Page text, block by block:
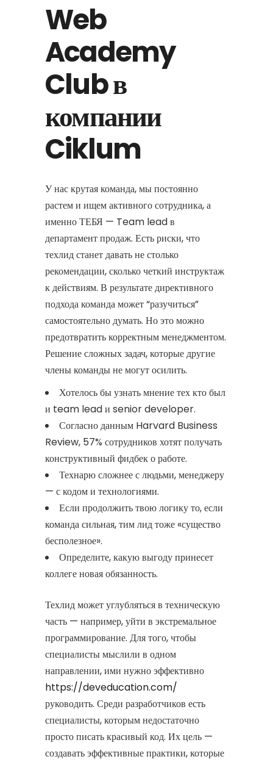
Web
Academy
Club в
компании
Ciklum
У нас крутая команда, мы постоянно
растем и ищем активного сотрудника, а
именно ТЕБЯ — Team lead в
департамент продаж. Есть риски, что
техлид станет давать не столько
рекомендации, сколько четкий инструктаж
к действиям. В результате директивного
подхода команда может “разучиться”
самостоятельно думать. Но это можно
предотвратить корректным менеджментом.
Решение сложных задач, которые другие
члены команды не могут осилить.
Хотелось бы узнать мнение тех кто был
и team lead и senior developer.
Согласно данным Harvard Business
Review, 57% сотрудников хотят получать
конструктивный фидбек о работе.
Технарю сложнее с людьми, менеджеру
— с кодом и технологиями.
Если продолжить твою логику то, если
команда сильная, тим лид тоже «существо
бесполезное».
Определите, какую выгоду принесет
коллеге новая обязанность.
Техлид может углубляться в техническую
часть — например, уйти в экстремальное
программирование. Для того, чтобы
специалисты мыслили в одном
направлении, ими нужно эффективно
https://deveducation.com/
руководить. Среди разработчиков есть
специалисты, которым недостаточно
просто писать красивый код. Их цель —
создавать эффективные практики, которые